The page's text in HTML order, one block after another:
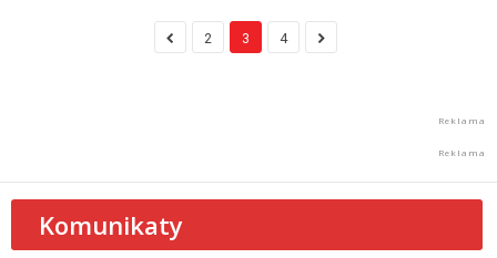
2 3 4
Komunikaty